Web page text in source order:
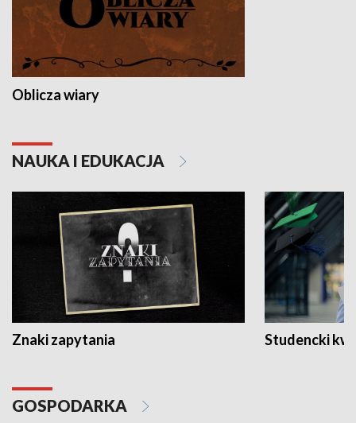
Oblicza wiary
NAUKA I EDUKACJA
Znaki zapytania Studencki
GOSPODARKA